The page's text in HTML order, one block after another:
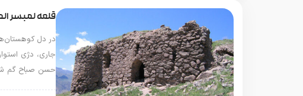
قلعه لمبسر
در دل
جاری، دژی
حسن صباح گم